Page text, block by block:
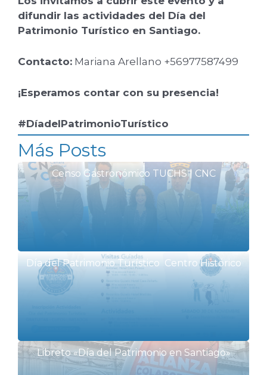
difundir las actividades del Día del
Patrimonio Turístico en Santiago.
Contacto: Mariana Arellano +56977587499
¡Esperamos contar con su presencia!
#DíadelPatrimonioTurístico
Más Posts
Censo Gastronómico TUCHS | CNC
Día del Patrimonio Turístico Centro Histórico
Libreto «Día del Patrimonio en Santiago»